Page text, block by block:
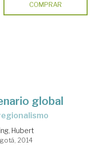
COMPRAR
global
Hubert
2014